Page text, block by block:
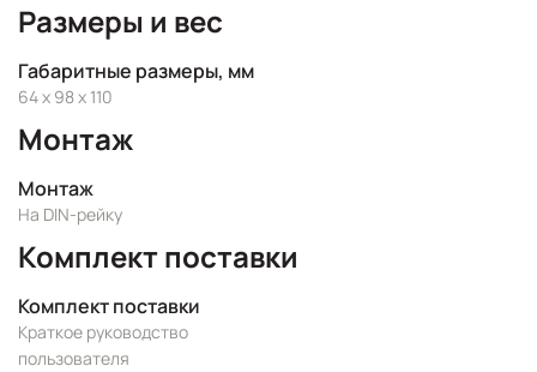
Размеры и вес
Габаритные размеры, мм
64 x 98 x 110
Монтаж
Монтаж
На DIN-рейку
Комплект поставки
Комплект поставки
Краткое руководство
пользователя